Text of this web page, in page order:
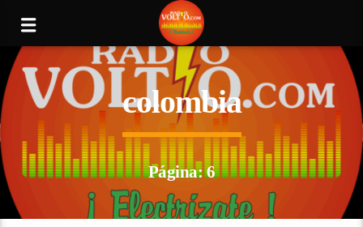
colombia
Página: 6